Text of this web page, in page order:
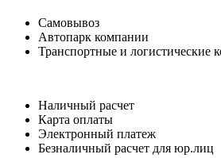
Самовывоз
Автопарк компании
Транспортные и логистические
Наличный расчет
Карта оплаты
Электронный платеж
Безналичный расчет для юр.лиц